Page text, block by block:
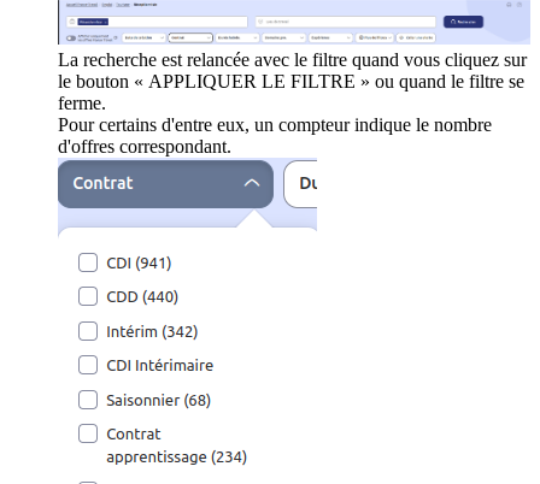
La recherche est relancée avec le filtre quand vous cliquez sur
le bouton « APPLIQUER LE FILTRE » ou quand le filtre se
ferme.
Pour certains d'entre eux, un compteur indique le nombre
d'offres correspondant.